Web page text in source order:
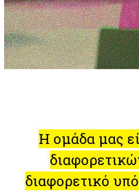
Η ομάδα μας
διαφορετικό